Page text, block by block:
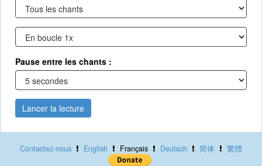
Pause entre les chants :
Lancer la lecture
Contactez-nous English Français Deutsch 简体 繁體